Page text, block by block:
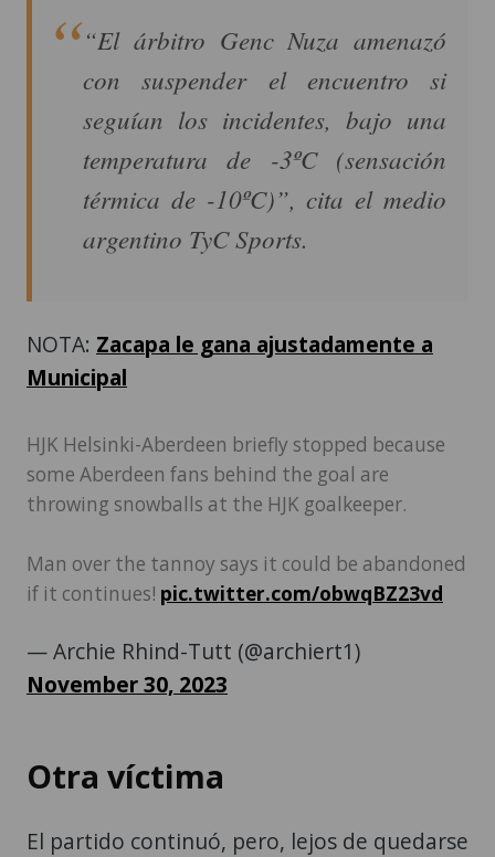
“El árbitro Genc Nuza amenazó
con suspender el encuentro si
seguían los incidentes, bajo una
temperatura de -3ºC (sensación
térmica de -10ºC)”, cita el medio
argentino TyC Sports.
NOTA: Zacapa le gana ajustadamente a
Municipal
HJK Helsinki-Aberdeen briefly stopped because
some Aberdeen fans behind the goal are
throwing snowballs at the HJK goalkeeper.
Man over the tannoy says it could be abandoned
if it continues! pic.twitter.com/obwqBZ23vd
— Archie Rhind-Tutt (@archiert1)
November 30, 2023
Otra víctima
El partido continuó, pero, lejos de quedarse